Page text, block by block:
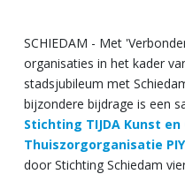
SCHIEDAM - Met
organisaties in het kader
stadsjubileum met
bijzondere bijdrage is een
Stichting TIJDA Kunst
Thuiszorgorganisatie
door Stichting Schiedam